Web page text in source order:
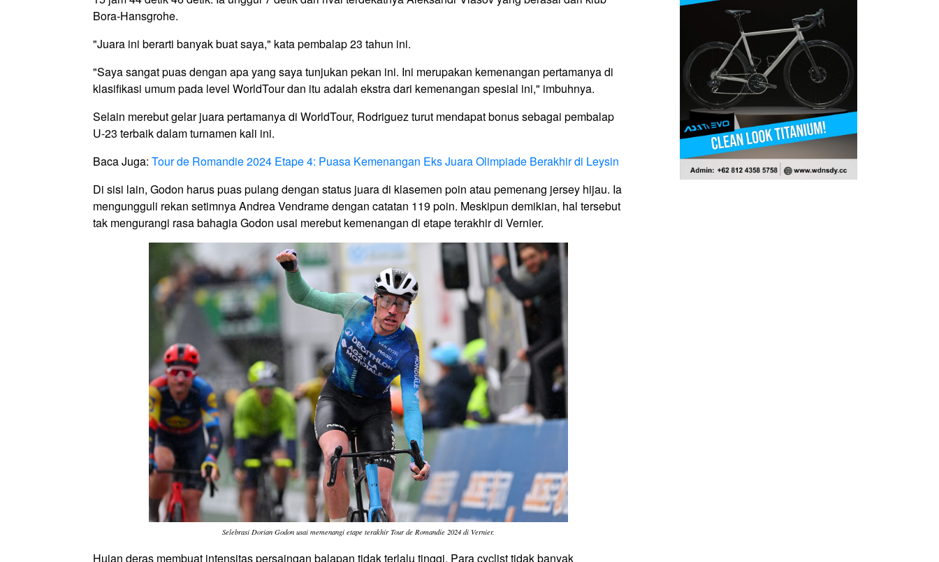
Bora-Hansgrohe.
"Juara ini berarti banyak buat saya," kata pembalap 23 tahun ini.
"Saya sangat puas dengan apa yang saya tunjukan pekan ini. Ini merupakan kemenangan pertamanya di
klasifikasi umum pada level WorldTour dan itu adalah ekstra dari kemenangan spesial ini," imbuhnya.
Selain merebut gelar juara pertamanya di WorldTour, Rodriguez turut mendapat bonus sebagai pembalap
U-23 terbaik dalam turnamen kali ini.
Baca Juga: Tour de Romandie 2024 Etape 4: Puasa Kemenangan Eks Juara Olimpiade Berakhir di Leysin
Di sisi lain, Godon harus puas pulang dengan status juara di klasemen poin atau pemenang jersey hijau. Ia
mengungguli rekan setimnya Andrea Vendrame dengan catatan 119 poin. Meskipun demikian, hal tersebut
tak mengurangi rasa bahagia Godon usai merebut kemenangan di etape terakhir di Vernier.
Selebrasi Dorian Godon usai memenangi etape terakhir Tour de Romandie 2024 di Vernier.
Hujan deras membuat intensitas persaingan balapan tidak terlalu tinggi. Para cyclist tidak banyak